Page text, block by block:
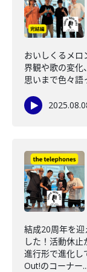
おいしくるメ
界観や歌の変化
思いまで色々語
結成20周年を
した！活動休
進行形で進化し
Out!のコーナー...